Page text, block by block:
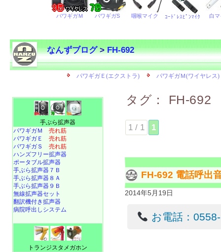
なんずブログ>FH-692
タグ： FH-692
1 / 1 1
FH-692 電話呼出
2014年5月19日
お電話：
手ぶら拡声器
パワギガＭ 売れ筋
パワギガＥ 売れ筋
パワギガＳ 売れ筋
ハンズフリー拡声器
ポータブル拡声器
手ぶら拡声器７Ｂ
手ぶら拡声器８Ａ
手ぶら拡声器９Ｂ
無線拡声器セット
翻訳機付き拡声器
病院呼出しシステム
トランジスタメガホン